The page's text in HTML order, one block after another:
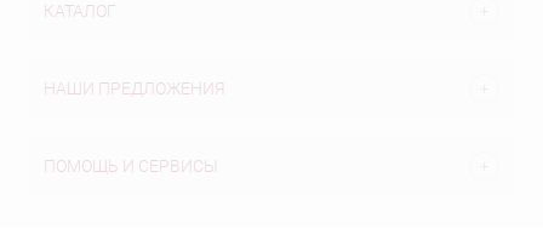
КАТАЛОГ
НАШИ ПРЕДЛОЖЕНИЯ
ПОМОЩЬ И СЕРВИСЫ